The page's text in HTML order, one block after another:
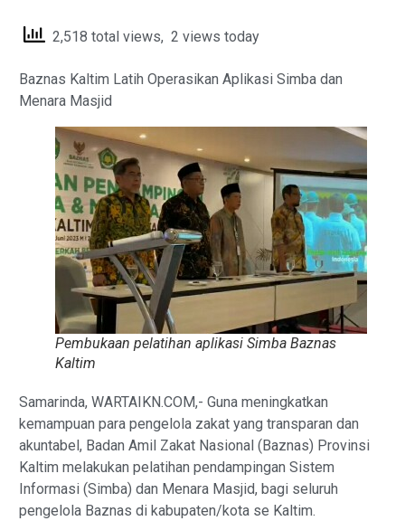
2,518 total views, 2 views today
Baznas Kaltim Latih Operasikan Aplikasi Simba dan
Menara Masjid
Pembukaan pelatihan aplikasi Simba Baznas
Kaltim
Samarinda, WARTAIKN.COM,- Guna meningkatkan
kemampuan para pengelola zakat yang transparan dan
akuntabel, Badan Amil Zakat Nasional (Baznas) Provinsi
Kaltim melakukan pelatihan pendampingan Sistem
Informasi (Simba) dan Menara Masjid, bagi seluruh
pengelola Baznas di kabupaten/kota se Kaltim.